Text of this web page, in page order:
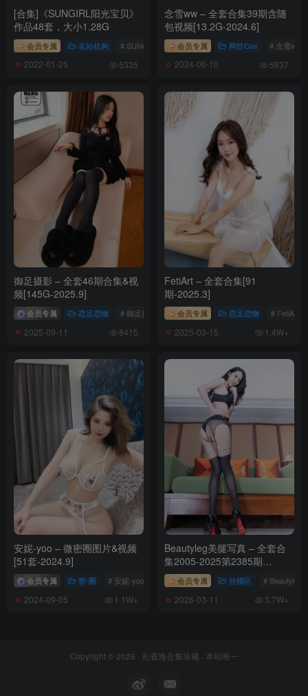
[合集]《SUNGIRL阳光宝贝》
作品48套，大小1.28G
会员专属 名站机构 # SUNGIRL阳光宝贝 # 阳光宝贝
2022-01-25 5335
念雪ww – 全套合集39期含随
包视频[13.2G-2024.6]
会员专属 网红Cos # 念雪ww
2024-06-10 5837
御足摄影 – 全套46期合集&视
频[145G-2025.9]
会员专属 恋足恋物 # 御足摄影
2025-09-11 8415
FetiArt – 全套合集[91
期-2025.3]
会员专属 恋足恋物 # FetiArt
2025-03-15 1.4W+
安妮-yoo – 微密圈图片&视频
[51套-2024.9]
会员专属 密⋅圈 # 安妮-yoo # 安妮-yoo微密圈
2024-09-05 1.1W+
Beautyleg美腿写真 – 全套合
集2005-2025第2385期
[539.5G-2026.3]
会员专属 丝模区 # Beautyleg
2026-03-11 3.7W+
Copyright © 2026 · 孔雀海合集珍藏 · 本站唯一